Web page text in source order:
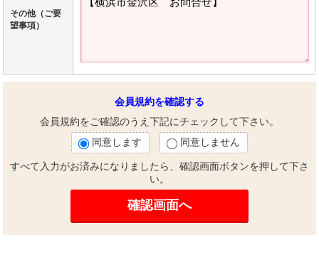
その他（ご要
望事項）
会員規約を確認する
会員規約をご確認のうえ下記にチェックして下さい。
同意します
同意しません
すべて入力がお済みになりましたら、確認画面ボタンを押して下さ
い。